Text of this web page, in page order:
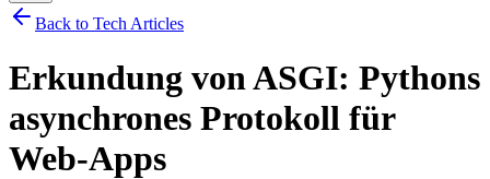
Back to Tech Articles
Erkundung von ASGI: Pythons
asynchrones Protokoll für
Web-Apps